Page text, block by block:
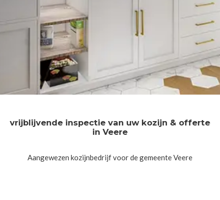
vrijblijvende inspectie van uw kozijn & offerte
in Veere
Aangewezen kozijnbedrijf voor de gemeente Veere